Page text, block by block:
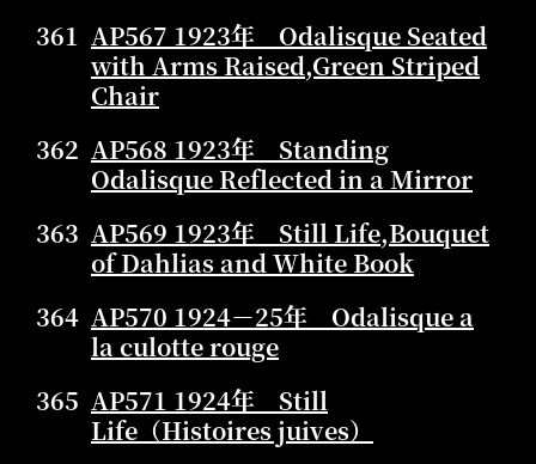
361 AP567 1923年 Odalisque Seated
with Arms Raised,Green Striped
Chair
362 AP568 1923年 Standing
Odalisque Reflected in a Mirror
363 AP569 1923年 Still Life,Bouquet
of Dahlias and White Book
364 AP570 1924－25年 Odalisque a
la culotte rouge
365 AP571 1924年 Still
Life（Histoires juives）